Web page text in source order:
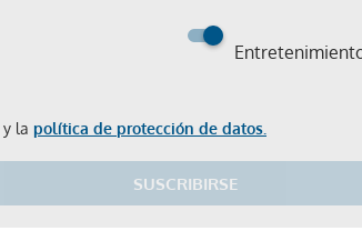
y la política de protección de datos.
SUSCRIBIRSE
Gracias por suscribirte a nuestro boletín.